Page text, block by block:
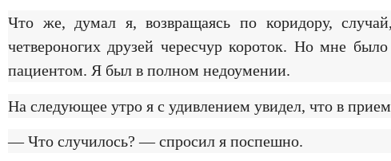
Что же, думал я, возвращаясь по коридору,
четвероногих друзей чересчур короток. Но мне
пациентом. Я был в полном недоумении.
На следующее утро я с удивлением увидел, что в
— Что случилось? — спросил я поспешно.